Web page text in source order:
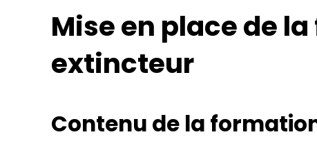
Mise en place de
extincteur
Contenu de la